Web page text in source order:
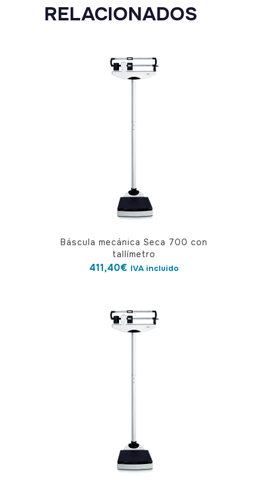
RELACIONADOS
Báscula mecánica Seca 700 con
tallímetro
411,40€ IVA incluido